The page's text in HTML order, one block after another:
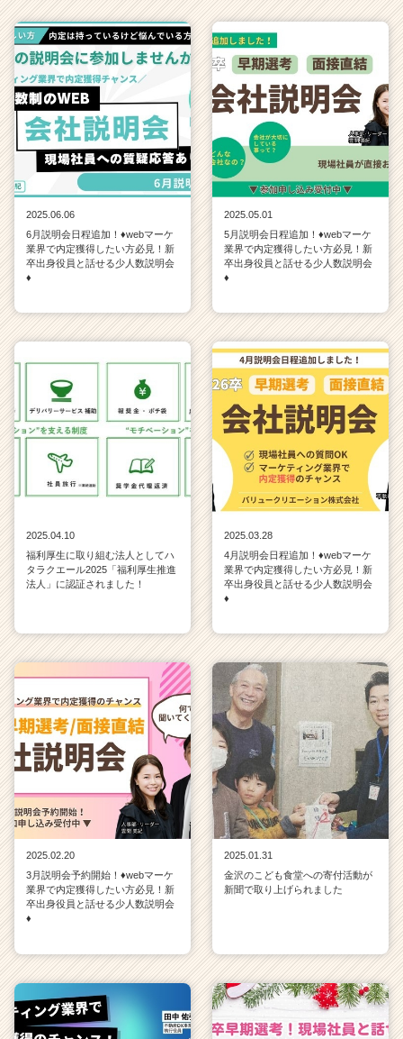
2025.06.06
6月説明会日程追加！♦webマーケ
業界で内定獲得したい方必見！新
卒出身役員と話せる少人数説明会
♦
2025.05.01
5月説明会日程追加！♦webマーケ
業界で内定獲得したい方必見！新
卒出身役員と話せる少人数説明会
♦
2025.04.10
福利厚生に取り組む法人としてハ
タラクエール2025「福利厚生推進
法人」に認証されました！
2025.03.28
4月説明会日程追加！♦webマーケ
業界で内定獲得したい方必見！新
卒出身役員と話せる少人数説明会
♦
2025.02.20
3月説明会予約開始！♦webマーケ
業界で内定獲得したい方必見！新
卒出身役員と話せる少人数説明会
♦
2025.01.31
金沢のこども食堂への寄付活動が
新聞で取り上げられました